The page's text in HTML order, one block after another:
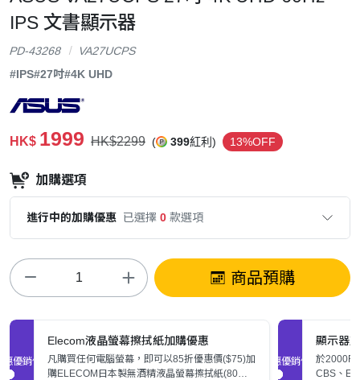
IPS 文書顯示器
PD-43268
VA27UCPS
#IPS#27吋#4K UHD
HK$ 1999 HK$2299 ( 399紅利) 13%OFF
加購選項
進行中的加購優惠 已選擇 0 款選項
商品預購
促銷優惠
Elecom液晶螢幕擦拭紙加購優惠
凡購買任何電腦螢幕，即可以85折優惠價($75)加
購ELECOM日本製無酒精液晶螢幕擦拭紙(80
促銷優惠
顯示器
於
CBS、